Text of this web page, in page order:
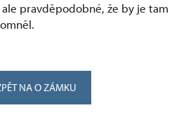
pravděpodobné, že by je tam
NA O ZÁMKU